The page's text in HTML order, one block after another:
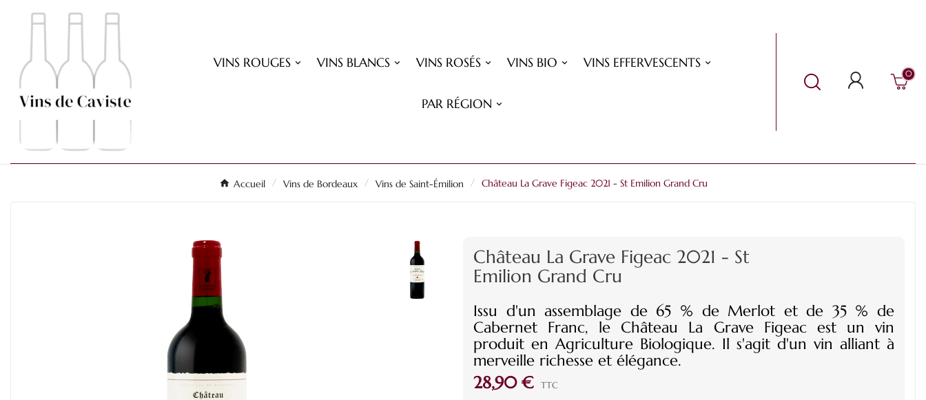
VINS ROUGES VINS BLANCS VINS ROSÉS VINS BIO VINS EFFERVESCENTS
PAR RÉGION
0
Accueil Vins de Bordeaux Vins de Saint-Émilion Château La Grave Figeac 2021 - St Emilion Grand Cru
Château La Grave Figeac 2021 - St
Emilion Grand Cru
Issu d'un assemblage de 65 % de Merlot et de 35 % de
Cabernet Franc, le Château La Grave Figeac est un vin
produit en Agriculture Biologique. Il s'agit d'un vin alliant à
merveille richesse et élégance.
28,90 € TTC